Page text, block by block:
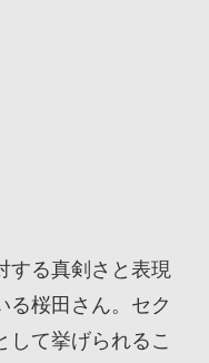
する真剣さと表現
る桜田さん。セク
して挙げられるこ